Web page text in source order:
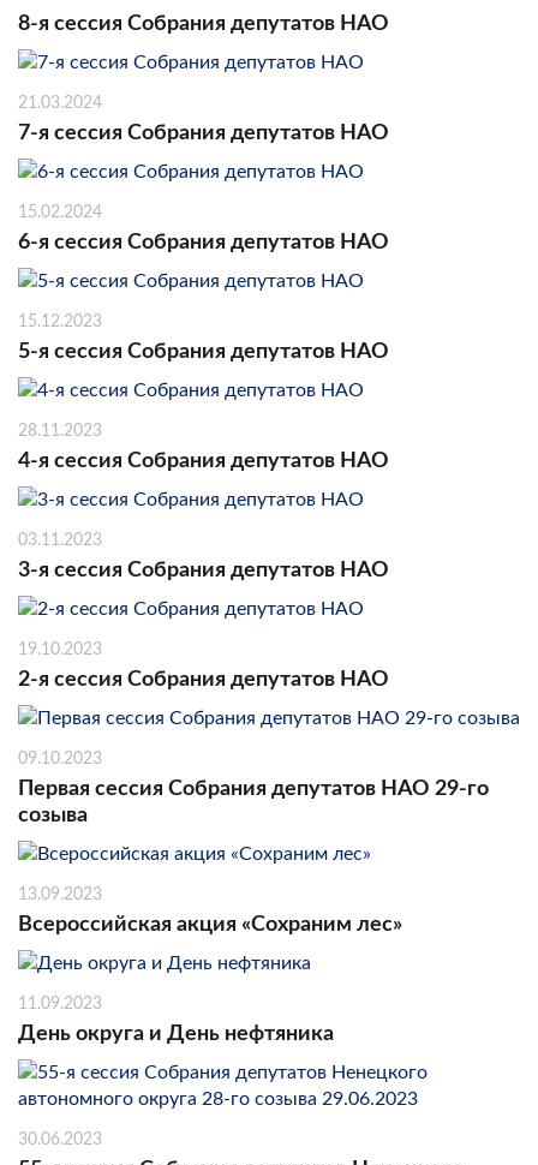
8-я сессия Собрания депутатов НАО
21.03.2024
7-я сессия Собрания депутатов НАО
15.02.2024
6-я сессия Собрания депутатов НАО
15.12.2023
5-я сессия Собрания депутатов НАО
28.11.2023
4-я сессия Собрания депутатов НАО
03.11.2023
3-я сессия Собрания депутатов НАО
19.10.2023
2-я сессия Собрания депутатов НАО
09.10.2023
Первая сессия Собрания депутатов НАО 29-го
созыва
13.09.2023
Всероссийская акция «Сохраним лес»
11.09.2023
День округа и День нефтяника
30.06.2023